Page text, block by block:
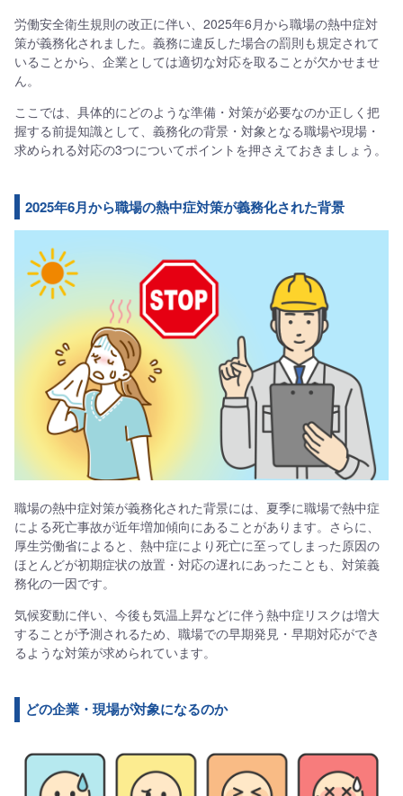
労働安全衛生規則の改正に伴い、2025年6月から職場の熱中症対
策が義務化されました。義務に違反した場合の罰則も規定されて
いることから、企業としては適切な対応を取ることが欠かせませ
ん。
ここでは、具体的にどのような準備・対策が必要なのか正しく把
握する前提知識として、義務化の背景・対象となる職場や現場・
求められる対応の3つについてポイントを押さえておきましょう。
2025年6月から職場の熱中症対策が義務化された背景
職場の熱中症対策が義務化された背景には、夏季に職場で熱中症
による死亡事故が近年増加傾向にあることがあります。さらに、
厚生労働省によると、熱中症により死亡に至ってしまった原因の
ほとんどが初期症状の放置・対応の遅れにあったことも、対策義
務化の一因です。
気候変動に伴い、今後も気温上昇などに伴う熱中症リスクは増大
することが予測されるため、職場での早期発見・早期対応ができ
るような対策が求められています。
どの企業・現場が対象になるのか